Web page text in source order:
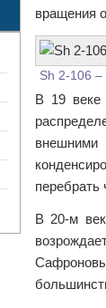
вращения
Sh 2-106 –
В 19 веке
перебрать
В 20-м